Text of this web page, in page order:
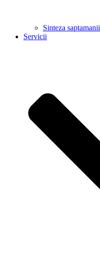
Sinteza saptamanii
Servicii